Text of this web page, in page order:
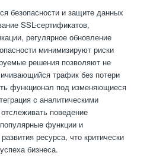
безопасности и защите данных
SSL-сертификатов,
регулярное обновление
минимизируют риски
решения позволяют не
трафик без потери
функционал под изменяющиеся
с аналитическими
поведение
функции и
ресурса, что критически
бизнеса.